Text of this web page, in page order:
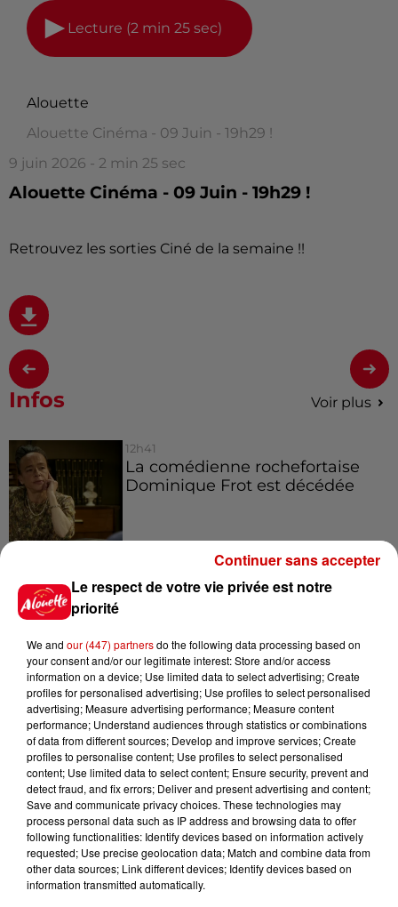
Lecture (2 min 25 sec)
Alouette
Alouette Cinéma - 09 Juin - 19h29 !
9 juin 2026 - 2 min 25 sec
Alouette Cinéma - 09 Juin - 19h29 !
Retrouvez les sorties Ciné de la semaine !!
Infos Voir plus
12h41
La comédienne rochefortaise
Dominique Frot est décédée
L’église de cette commune
10h20
Incendies suspects en Deux-
Sèvres et en Maine-et-Loire :
un...
8h49
Rennes : enquête ouverte après
un accident impliquant un
conducteur...
Le respect de votre vie privée est notre
priorité
We and our (447) partnersdo the following data processing based on
your consent and/or our legitimate interest: Store and/or access
information on a device; Use limited data to select advertising; Create
profiles for personalised advertising; Use profiles to select personalised
advertising; Measure advertising performance; Measure content
performance; Understand audiences through statistics or combinations
of data from different sources; Develop and improve services; Create
profiles to personalise content; Use profiles to select personalised
content; Use limited data to select content; Ensure security, prevent and
detect fraud, and fix errors; Deliver and present advertising and content;
Save and communicate privacy choices. These technologies may
process personal data such as IP address and browsing data to offer
following functionalities: Identify devices based on information actively
requested; Use precise geolocation data; Match and combine data from
other data sources; Link different devices; Identify devices based on
information transmitted automatically.
Continuer sans accepter